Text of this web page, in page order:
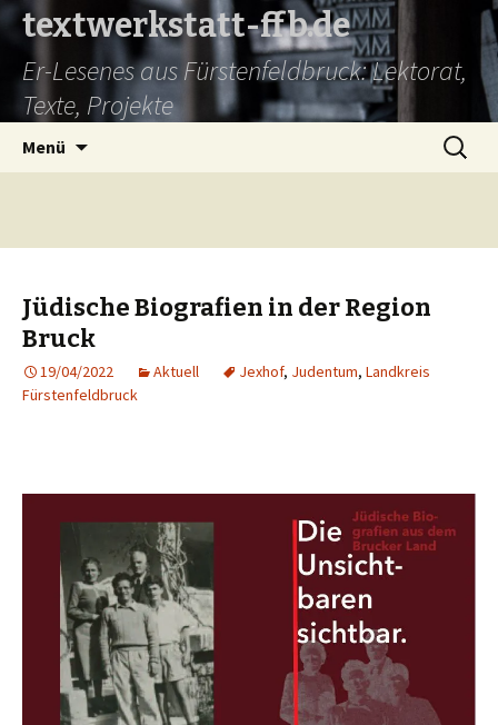
textwerkstatt-ffb.de
Er-Lesenes aus Fürstenfeldbruck: Lektorat,
Texte, Projekte
Menü
Suche
nach:
Jüdische Biografien in der Region
Bruck
19/04/2022 Aktuell Jexhof, Judentum, Landkreis
Fürstenfeldbruck